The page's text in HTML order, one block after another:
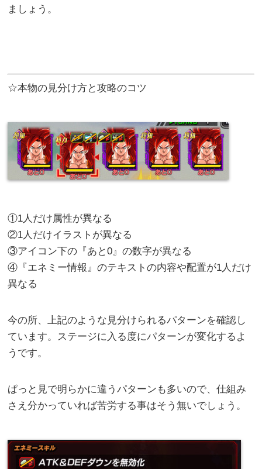
ましょう。
☆本物の見分け方と攻略のコツ
①1人だけ属性が異なる
②1人だけイラストが異なる
③アイコン下の『あと0』の数字が異なる
④『エネミー情報』のテキストの内容や配置が1人だけ
異なる
今の所、上記のような見分けられるパターンを確認し
ています。ステージに入る度にパターンが変化するよ
うです。
ぱっと見で明らかに違うパターンも多いので、仕組み
さえ分かっていれば苦労する事はそう無いでしょう。